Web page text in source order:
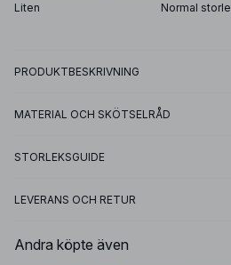
Liten Normal
PRODUKTBESKRIVNING
MATERIAL OCH SKÖTSELRÅD
STORLEKSGUIDE
LEVERANS OCH RETUR
Andra köpte även